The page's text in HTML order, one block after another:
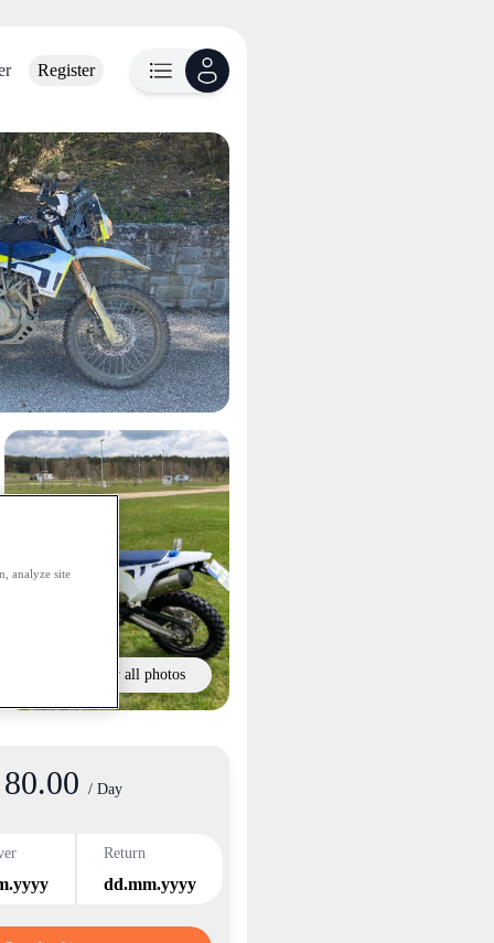
Register
Show all photos
/ Day
Return
dd.mm.yyyy
analyze site